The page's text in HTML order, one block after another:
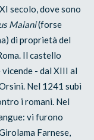
secolo, dove sono
Maiani(forse
di proprietà del
Il castello
- dal XIII al
Nel 1241 subì
i romani. Nel
vi furono
Farnese,